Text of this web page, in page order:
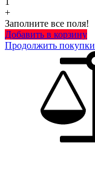
+
Заполните все поля!
Добавить в корзину
Продолжить покупки